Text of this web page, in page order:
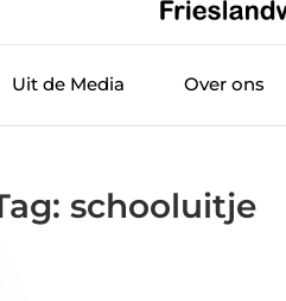
Uit de Media Over ons
schooluitje